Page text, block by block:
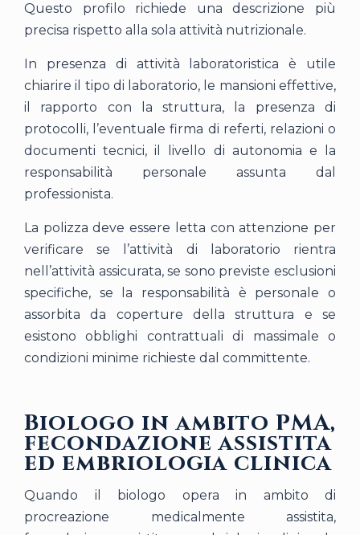
Questo profilo richiede una descrizione più
precisa rispetto alla sola attività nutrizionale.
In presenza di attività laboratoristica è utile
chiarire il tipo di laboratorio, le mansioni effettive,
il rapporto con la struttura, la presenza di
protocolli, l’eventuale firma di referti, relazioni o
documenti tecnici, il livello di autonomia e la
responsabilità personale assunta dal
professionista.
La polizza deve essere letta con attenzione per
verificare se l’attività di laboratorio rientra
nell’attività assicurata, se sono previste esclusioni
specifiche, se la responsabilità è personale o
assorbita da coperture della struttura e se
esistono obblighi contrattuali di massimale o
condizioni minime richieste dal committente.
Biologo in ambito PMA,
fecondazione assistita
ed embriologia clinica
Quando il biologo opera in ambito di
procreazione medicalmente assistita,